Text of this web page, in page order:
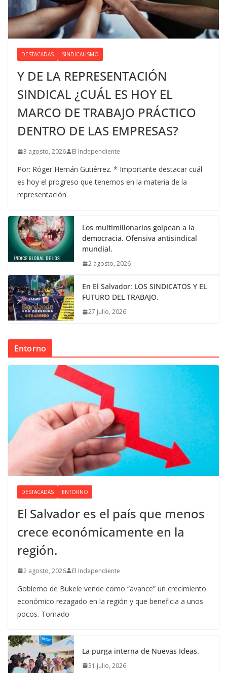
DESTACADAS SINDICALISMO
Y DE LA REPRESENTACIÓN
SINDICAL ¿CUÁL ES HOY EL
MARCO DE TRABAJO PRÁCTICO
DENTRO DE LAS EMPRESAS?
3 agosto, 2026 El Independiente
Por: Róger Hernán Gutiérrez. * Importante destacar cuál
es hoy el progreso que tenemos en la materia de la
representación
Los multimillonarios golpean a la
democracia. Ofensiva antisindical
mundial.
2 agosto, 2026
En El Salvador: LOS SINDICATOS Y EL
FUTURO DEL TRABAJO.
27 julio, 2026
Entorno
DESTACADAS ENTORNO
El Salvador es el país que menos
crece económicamente en la
región.
2 agosto, 2026 El Independiente
Gobierno de Bukele vende como “avance” un crecimiento
económico rezagado en la región y que beneficia a unos
pocos. Tomado
La purga interna de Nuevas Ideas.
31 julio, 2026